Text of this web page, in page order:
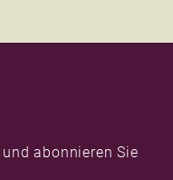
abonnieren Sie